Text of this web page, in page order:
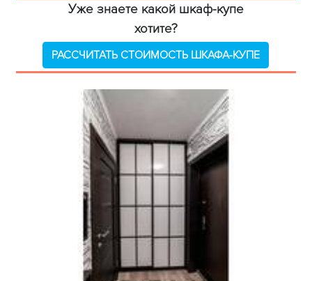
Уже знаете какой шкаф-купе
хотите?
РАССЧИТАТЬ СТОИМОСТЬ ШКАФА-КУПЕ